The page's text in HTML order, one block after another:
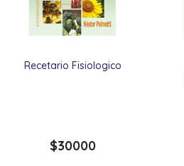
Recetario Fisiologico
$30000